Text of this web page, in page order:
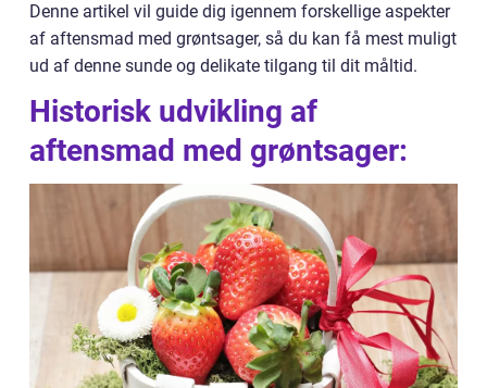
Denne artikel vil guide dig igennem forskellige aspekter
af aftensmad med grøntsager, så du kan få mest muligt
ud af denne sunde og delikate tilgang til dit måltid.
Historisk udvikling af
aftensmad med grøntsager: